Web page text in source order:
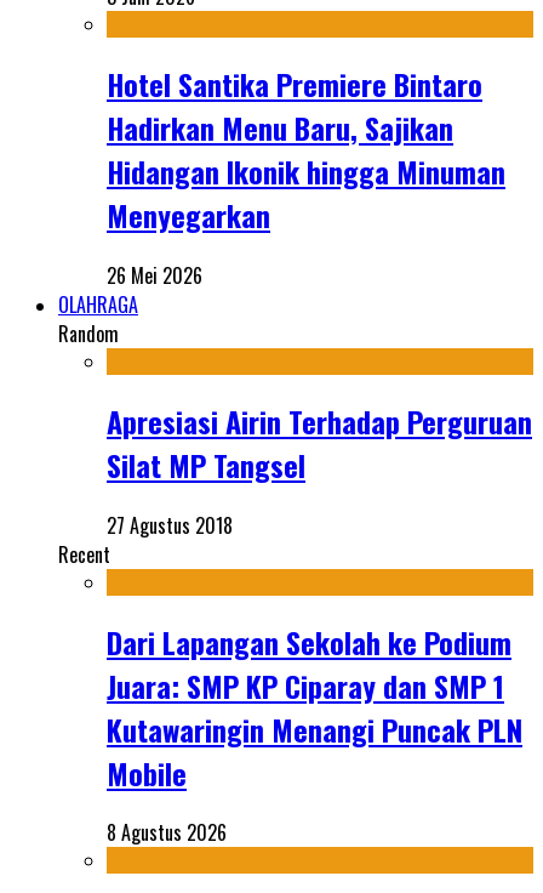
Hotel Santika Premiere Bintaro
Hadirkan Menu Baru, Sajikan
Hidangan Ikonik hingga Minuman
Menyegarkan
26 Mei 2026
OLAHRAGA
Random
Apresiasi Airin Terhadap Perguruan
Silat MP Tangsel
27 Agustus 2018
Recent
Dari Lapangan Sekolah ke Podium
Juara: SMP KP Ciparay dan SMP 1
Kutawaringin Menangi Puncak PLN
Mobile
8 Agustus 2026